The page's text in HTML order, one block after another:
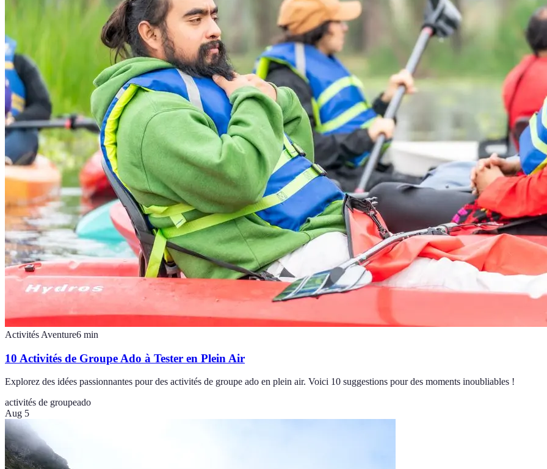
Activités Aventure6 min
10 Activités de Groupe Ado à Tester en Plein Air
Explorez des idées passionnantes pour des activités de groupe ado en plein air. Voici 10 suggestions pour des moments inoubliables !
activités de groupeado
Aug 5